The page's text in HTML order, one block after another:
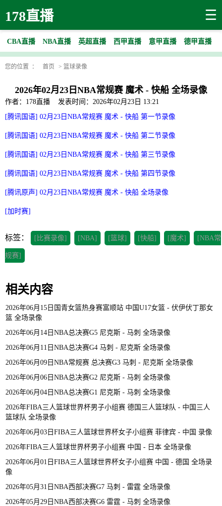
178直播 ☰
CBA直播 NBA直播 英超直播 西甲直播 意甲直播 德甲直播
您的位置 ： 首页 > 篮球录像
2026年02月23日NBA常规赛 魔术 - 快船 全场录像
作者：178直播
发表时间：2026年02月23日 13:21
[腾讯国语] 02月23日NBA常规赛 魔术 - 快船 第一节录像
[腾讯国语] 02月23日NBA常规赛 魔术 - 快船 第二节录像
[腾讯国语] 02月23日NBA常规赛 魔术 - 快船 第三节录像
[腾讯国语] 02月23日NBA常规赛 魔术 - 快船 第四节录像
[腾讯原声] 02月23日NBA常规赛 魔术 - 快船 全场录像
[加时赛]
标签： [比赛录像] [NBA] [篮球] [快船] [魔术] [NBA常
规赛]
相关内容
2026年06月15日国青女篮热身赛富顺站 中国U17女篮 - 伏伊伏丁那女
篮 全场录像
2026年06月14日NBA总决赛G5 尼克斯 - 马刺 全场录像
2026年06月11日NBA总决赛G4 马刺 - 尼克斯 全场录像
2026年06月09日NBA常规赛 总决赛G3 马刺 - 尼克斯 全场录像
2026年06月06日NBA总决赛G2 尼克斯 - 马刺 全场录像
2026年06月04日NBA总决赛G1 尼克斯 - 马刺 全场录像
2026年FIBA三人篮球世界杯男子小组赛 德国三人篮球队 - 中国三人
篮球队 全场录像
2026年06月03日FIBA三人篮球世界杯女子小组赛 菲律宾 - 中国 录像
2026年FIBA三人篮球世界杯男子小组赛 中国 - 日本 全场录像
2026年06月01日FIBA三人篮球世界杯女子小组赛 中国 - 德国 全场录
像
2026年05月31日NBA西部决赛G7 马刺 - 雷霆 全场录像
2026年05月29日NBA西部决赛G6 雷霆 - 马刺 全场录像